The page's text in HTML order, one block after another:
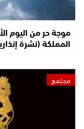
موجة حر من اليوم
المملكة (نشرة
مجتمع